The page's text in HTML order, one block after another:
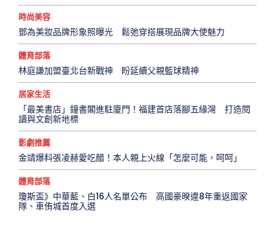
時尚美容
鄧為美妝品牌形象照曝光 鬆弛穿搭展現品牌大使魅力
體育部落
林庭謙加盟臺北台新戰神 盼延續父親籃球精神
居家生活
「最美書店」鐘書閣進駐廈門！福建首店落腳五緣灣 打造閱
讀與文創新地標
影劇推薦
金靖爆料張凌赫愛吃醋！本人親上火線「怎麼可能，呵呵」
體育部落
瓊斯盃》中華藍、白16人名單公布 高國豪暌違8年重返國家
隊、車侑城首度入選